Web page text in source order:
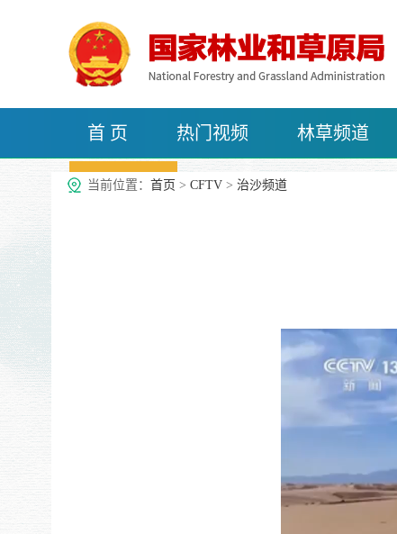
首 页 热门视频 林草频道
治沙频道
当前位置： 首页 > CFTV > 治沙频道